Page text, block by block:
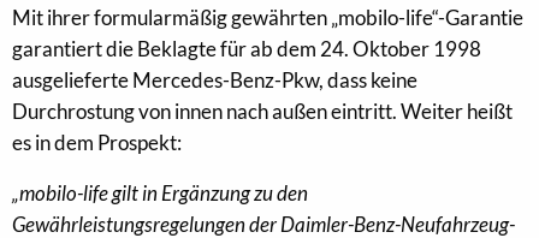
Mit ihrer formularmäßig gewährten „mobilo-life“-Garantie
garantiert die Beklagte für ab dem 24. Oktober 1998
ausgelieferte Mercedes-Benz-Pkw, dass keine
Durchrostung von innen nach außen eintritt. Weiter heißt
es in dem Prospekt:
„mobilo-life gilt in Ergänzung zu den
Gewährleistungsregelungen der Daimler-Benz-Neufahrzeug-